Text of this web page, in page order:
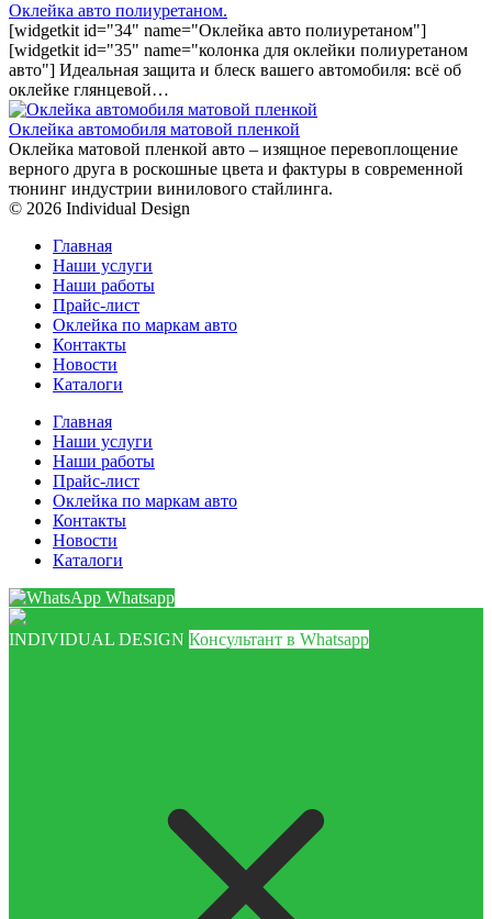
Оклейка авто полиуретаном.
[widgetkit id="34" name="Оклейка авто полиуретаном"]
[widgetkit id="35" name="колонка для оклейки полиуретаном
авто"] Идеальная защита и блеск вашего автомобиля: всё об
оклейке глянцевой…
Оклейка автомобиля матовой пленкой
Оклейка матовой пленкой авто – изящное перевоплощение
верного друга в роскошные цвета и фактуры в современной
тюнинг индустрии винилового стайлинга.
© 2026 Individual Design
Главная
Наши услуги
Наши работы
Прайс-лист
Оклейка по маркам авто
Контакты
Новости
Каталоги
Главная
Наши услуги
Наши работы
Прайс-лист
Оклейка по маркам авто
Контакты
Новости
Каталоги
Whatsapp
INDIVIDUAL DESIGN Консультант в Whatsapp